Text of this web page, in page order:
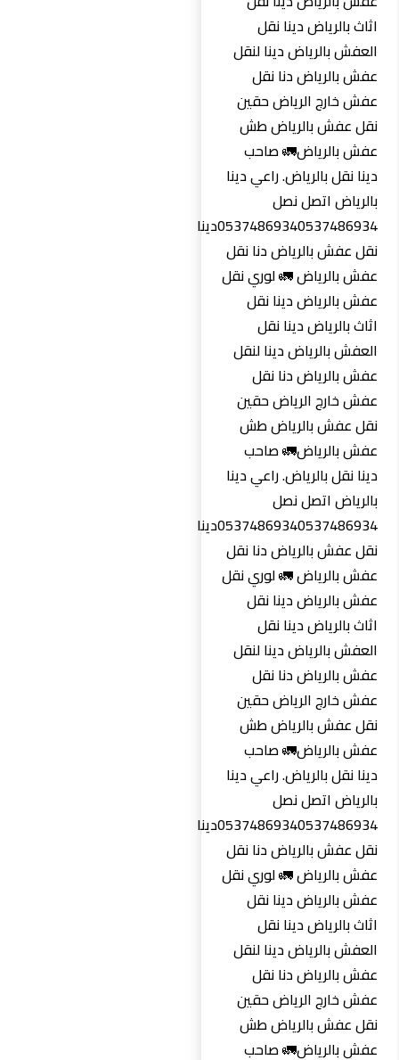
اثاث بالرياض دينا نقل
العفش بالرياض دينا لنقل
عفش بالرياض دنا نقل
عفش خارج الرياض حقين
نقل عفش بالرياض طش
عفش بالرياض🚛 صاحب
دينا نقل بالرياض. راعي دينا
بالرياض اتصل نصل
0537486934‏0537486934دينا
نقل عفش بالرياض دنا نقل
عفش بالرياض 🚛 لوري نقل
عفش بالرياض دينا نقل
اثاث بالرياض دينا نقل
العفش بالرياض دينا لنقل
عفش بالرياض دنا نقل
عفش خارج الرياض حقين
نقل عفش بالرياض طش
عفش بالرياض🚛 صاحب
دينا نقل بالرياض. راعي دينا
بالرياض اتصل نصل
0537486934‏0537486934دينا
نقل عفش بالرياض دنا نقل
عفش بالرياض 🚛 لوري نقل
عفش بالرياض دينا نقل
اثاث بالرياض دينا نقل
العفش بالرياض دينا لنقل
عفش بالرياض دنا نقل
عفش خارج الرياض حقين
نقل عفش بالرياض طش
عفش بالرياض🚛 صاحب
دينا نقل بالرياض. راعي دينا
بالرياض اتصل نصل
0537486934‏0537486934دينا
نقل عفش بالرياض دنا نقل
عفش بالرياض 🚛 لوري نقل
عفش بالرياض دينا نقل
اثاث بالرياض دينا نقل
العفش بالرياض دينا لنقل
عفش بالرياض دنا نقل
عفش خارج الرياض حقين
نقل عفش بالرياض طش
عفش بالرياض🚛 صاحب